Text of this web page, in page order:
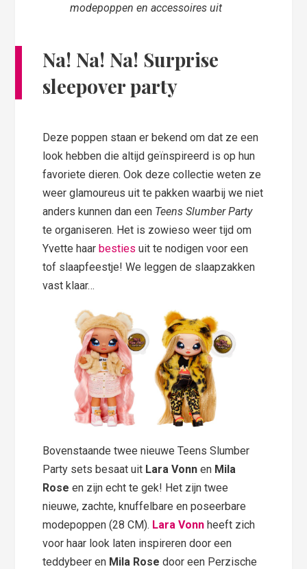
modepoppen en accessoires uit
Na! Na! Na! Surprise
sleepover party
Deze poppen staan er bekend om dat ze een
look hebben die altijd geïnspireerd is op hun
favoriete dieren. Ook deze collectie weten ze
weer glamoureus uit te pakken waarbij we niet
anders kunnen dan een Teens Slumber Party
te organiseren. Het is zowieso weer tijd om
Yvette haarbesties uit te nodigen voor een
tof slaapfeestje! We leggen de slaapzakken
vast klaar…
Bovenstaande twee nieuwe Teens Slumber
Party sets besaat uit Lara Vonn en Mila
Rose en zijn echt te gek! Het zijn twee
nieuwe, zachte, knuffelbare en poseerbare
modepoppen (28 CM). Lara Vonn heeft zich
voor haar look laten inspireren door een
teddybeer en Mila Rose door een Perzische